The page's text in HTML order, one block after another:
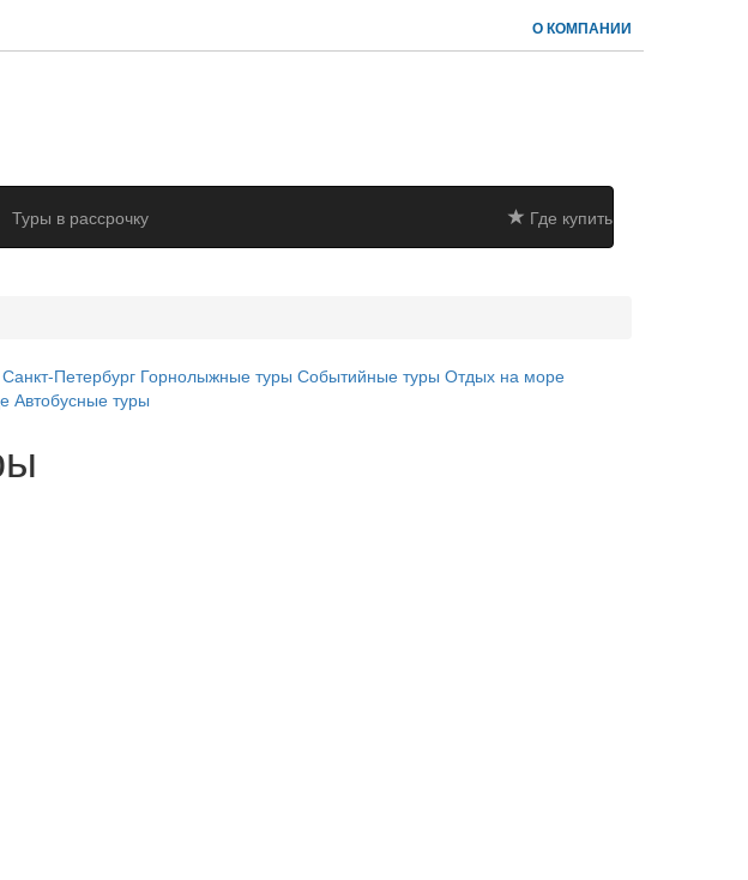
О КОМПАНИИ
Туры в рассрочку Где купить
Санкт-Петербург Горнолыжные туры Событийные туры Отдых на море
Автобусные туры